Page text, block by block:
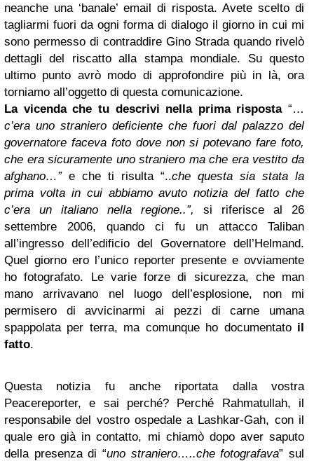
neanche una ‘banale’ email di risposta. Avete scelto di
tagliarmi fuori da ogni forma di dialogo il giorno in cui mi
sono permesso di contraddire Gino Strada quando rivelò
dettagli del riscatto alla stampa mondiale. Su questo
ultimo punto avrò modo di approfondire più in là, ora
torniamo all’oggetto di questa comunicazione.
La vicenda che tu descrivi nella prima risposta“…
c’era uno straniero deficiente che fuori dal palazzo del
governatore faceva foto dove non si potevano fare foto,
che era sicuramente uno straniero ma che era vestito da
afghano…”e che ti risulta “..che questa sia stata la
prima volta in cui abbiamo avuto notizia del fatto che
c’era un italiano nella regione..”, si riferisce al 26
settembre 2006, quando ci fu un attacco Taliban
all’ingresso dell’edificio del Governatore dell’Helmand.
Quel giorno ero l’unico reporter presente e ovviamente
ho fotografato. Le varie forze di sicurezza, che man
mano arrivavano nel luogo dell’esplosione, non mi
permisero di avvicinarmi ai pezzi di carne umana
spappolata per terra, ma comunque ho documentato il
fatto.
Questa notizia fu anche riportata dalla vostra
Peacereporter, e sai perché? Perché Rahmatullah, il
responsabile del vostro ospedale a Lashkar-Gah, con il
quale ero già in contatto, mi chiamò dopo aver saputo
della presenza di “uno straniero…..che fotografava” sul